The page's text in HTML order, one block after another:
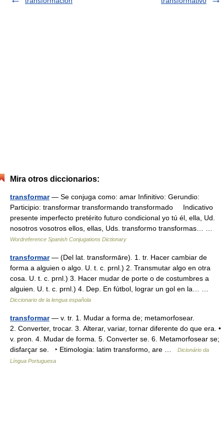
Mira otros diccionarios:
transformar— Se conjuga como: amar Infinitivo: Gerundio:
Participio: transformar transformando transformado Indicativo
presente imperfecto pretérito futuro condicional yo tú él, ella, Ud.
nosotros vosotros ellos, ellas, Uds. transformo transformas… …
Wordreference Spanish Conjugations Dictionary
transformar— (Del lat. transformāre). 1. tr. Hacer cambiar de
forma a alguien o algo. U. t. c. prnl.) 2. Transmutar algo en otra
cosa. U. t. c. prnl.) 3. Hacer mudar de porte o de costumbres a
alguien. U. t. c. prnl.) 4. Dep. En fútbol, lograr un gol en la… …
Diccionario de la lengua española
transformar— v. tr. 1. Mudar a forma de; metamorfosear.
2. Converter, trocar. 3. Alterar, variar, tornar diferente do que era. •
v. pron. 4. Mudar de forma. 5. Converter se. 6. Metamorfosear se;
disfarçar se. ‣ Etimologia: latim transformo, are …
Dicionário da
Língua Portuguesa